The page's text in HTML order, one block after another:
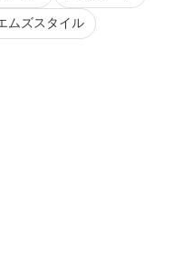
ムズスタイル